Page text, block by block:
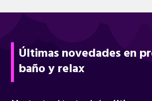
Últimas novedades en
baño y relax